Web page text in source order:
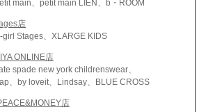
main、petit main LIEN、b・ROOM
店
Stages、XLARGE KIDS
ONLINE店
spade new york childrenswear、
、by loveit、Lindsay、BLUE CROSS
店